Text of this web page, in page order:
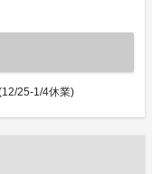
25-1/4休業)